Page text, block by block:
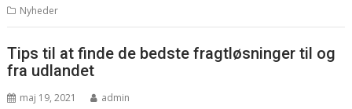
Nyheder
Tips til at finde de bedste fragtløsninger til og
fra udlandet
maj 19, 2021 admin